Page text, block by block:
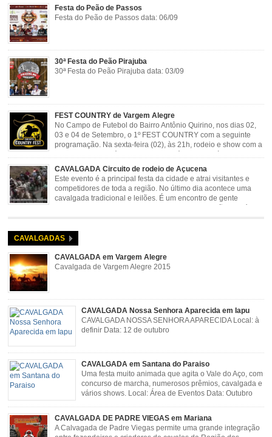
Festa do Peão de Passos
Festa do Peão de Passos data: 06/09
30ª Festa do Peão Pirajuba
30ª Festa do Peão Pirajuba data: 03/09
FEST COUNTRY de Vargem Alegre
No Campo de Futebol do Bairro Antônio Quirino, nos dias 02,
03 e 04 de Setembro, o 1º FEST COUNTRY com a seguinte
programação. Na sexta-feira (02), às 21h, rodeio e show com a
dupla sertaneja Cássio e Reynado; sábado (03), às 21h,
rodeio e shows com o Trio Pé de Cedro e o Trio […]
CAVALGADA Circuito de rodeio de Açucena
Este evento é a principal festa da cidade e atrai visitantes e
competidores de toda a região. No último dia acontece uma
cavalgada tradicional e leilões. É um encontro de gente
animada e hospitaleira. Local: Parque de Exposições José
Rosa Guimarães, Açucena Data: Setembro
CAVALGADAS
CAVALGADA em Vargem Alegre
Cavalgada de Vargem Alegre 2015
CAVALGADA Nossa Senhora Aparecida em Iapu
CAVALGADA NOSSA SENHORA APARECIDA Local: à
definir Data: 12 de outubro
CAVALGADA em Santana do Paraiso
Uma festa muito animada que agita o Vale do Aço, com
concurso de marcha, numerosos prêmios, cavalgada e
vários shows. Local: Área de Eventos Data: Outubro
CAVALGADA DE PADRE VIEGAS em Mariana
A Calvagada de Padre Viegas permite uma grande integração